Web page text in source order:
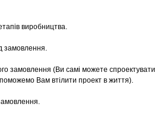
виробництва.
замовлення.
замовлення (Ви самі можете спроектувати
Вам втілити проект в життя).